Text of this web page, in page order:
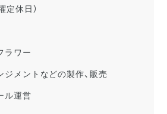
定休日）
ラワー
ジメントなどの製作、販売
ル運営